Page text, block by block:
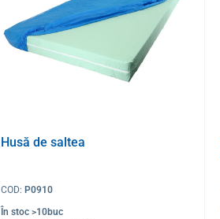
Husă de saltea
COD:P0910
În stoc >10buc